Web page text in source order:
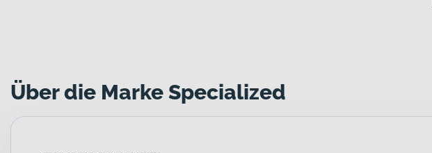
Über die Marke Specialized